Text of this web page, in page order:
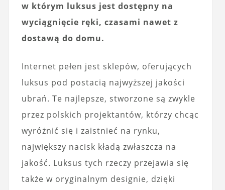
w którym luksus jest dostępny na
wyciągnięcie ręki, czasami nawet z
dostawą do domu.
Internet pełen jest sklepów, oferujących
luksus pod postacią najwyższej jakości
ubrań. Te najlepsze, stworzone są zwykle
przez polskich projektantów, którzy chcąc
wyróżnić się i zaistnieć na rynku,
największy nacisk kładą zwłaszcza na
jakość. Luksus tych rzeczy przejawia się
także w oryginalnym designie, dzięki